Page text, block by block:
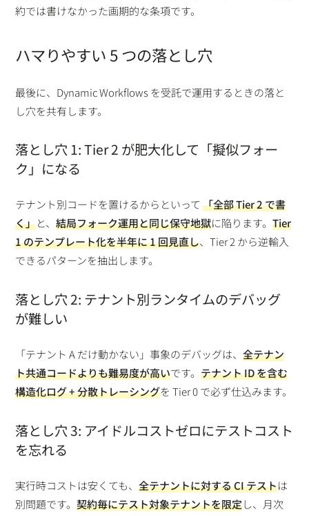
約では書けなかった画期的な条項です。
ハマりやすい 5 つの落とし穴
最後に、Dynamic Workflows を受託で運用するときの落と
し穴を共有します。
落とし穴 1: Tier 2 が肥大化して「擬似フォー
ク」になる
テナント別コードを置けるからといって「全部 Tier 2 で書
く」と、結局フォーク運用と同じ保守地獄に陥ります。Tier
1 のテンプレート化を半年に 1 回見直し、Tier 2 から逆輸入
できるパターンを抽出します。
落とし穴 2: テナント別ランタイムのデバッグ
が難しい
「テナント A だけ動かない」事象のデバッグは、全テナン
ト共通コードよりも難易度が高いです。テナント ID を含む
構造化ログ + 分散トレーシングを Tier 0 で必ず仕込みます。
落とし穴 3: アイドルコストゼロにテストコスト
を忘れる
実行時コストは安くても、全テナントに対する CI テストは
別問題です。契約毎にテスト対象テナントを限定し、月次